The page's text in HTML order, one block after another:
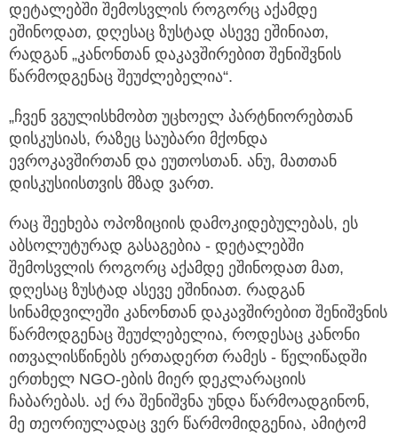
დეტალებში შემოსვლის როგორც აქამდე
ეშინოდათ, დღესაც ზუსტად ასევე ეშინიათ,
რადგან „კანონთან დაკავშირებით შენიშვნის
წარმოდგენაც შეუძლებელია“.
„ჩვენ ვგულისხმობთ უცხოელ პარტნიორებთან
დისკუსიას, რაზეც საუბარი მქონდა
ევროკავშირთან და ეუთოსთან. ანუ, მათთან
დისკუსიისთვის მზად ვართ.
რაც შეეხება ოპოზიციის დამოკიდებულებას, ეს
აბსოლუტურად გასაგებია - დეტალებში
შემოსვლის როგორც აქამდე ეშინოდათ მათ,
დღესაც ზუსტად ასევე ეშინიათ. რადგან
სინამდვილეში კანონთან დაკავშირებით შენიშვნის
წარმოდგენაც შეუძლებელია, როდესაც კანონი
ითვალისწინებს ერთადერთ რამეს - წელიწადში
ერთხელ NGO-ების მიერ დეკლარაციის
ჩაბარებას. აქ რა შენიშვნა უნდა წარმოადგინონ,
მე თეორიულადაც ვერ წარმომიდგენია, ამიტომ